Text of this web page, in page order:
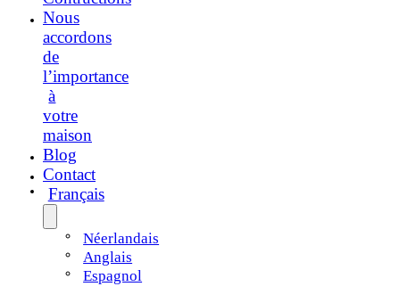
Nous
accordons
de
l’importance
à
votre
maison
Blog
Contact
Français
Néerlandais
Anglais
Espagnol